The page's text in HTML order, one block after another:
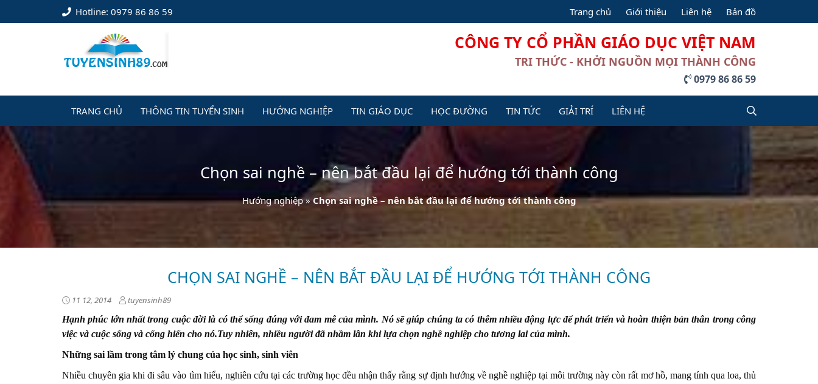
Hotline: 0979 86 86 59 Trang chủ Giới thiệu Liên hệ Bản đồ
CÔNG TY CỔ PHẦN GIÁO DỤC VIỆT NAM
TRI THỨC - KHỞI NGUỒN MỌI THÀNH CÔNG
0979 86 86 59
TRANG CHỦ THÔNG TIN TUYỂN SINH HƯỚNG NGHIỆP TIN GIÁO DỤC HỌC ĐƯỜNG TIN TỨC GIẢI TRÍ LIÊN HỆ
Chọn sai nghề – nên bắt đầu lại để hướng tới thành công
Hướng nghiệp» Chọn sai nghề – nên bắt đầu lại để hướng tới thành công
CHỌN SAI NGHỀ – NÊN BẮT ĐẦU LẠI ĐỂ HƯỚNG TỚI THÀNH CÔNG
11 12, 2014 tuyensinh89
Hạnh phúc lớn nhất trong cuộc đời là có thể sống đúng với đam mê của mình. Nó sẽ giúp chúng ta có thêm nhiều động lực để phát triển và hoàn thiện bản thân trong công
việc và cuộc sống và cống hiến cho nó.Tuy nhiên, nhiều người đã nhầm lẫn khi lựa chọn nghề nghiệp cho tương lai của mình.
Những sai lầm trong tâm lý chung của học sinh, sinh viên
Nhiều chuyên gia khi đi sâu vào tìm hiểu, nghiên cứu tại các trường học đều nhận thấy rằng sự định hướng về nghề nghiệp tại môi trường này còn rất mơ hồ, mang tính qua loa, thủ